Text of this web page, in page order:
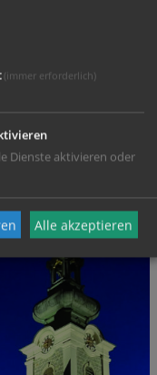
(immer erforderlich)
Dienste aktivieren oder
Alle akzeptieren